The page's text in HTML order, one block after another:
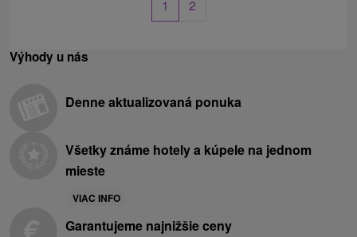
1 2
Výhody u nás
Denne aktualizovaná ponuka
Všetky známe hotely a kúpele na jednom
mieste
VIAC INFO
Garantujeme najnižšie ceny